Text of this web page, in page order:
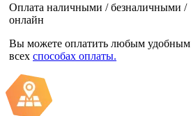
Оплата наличными / безналичными /
онлайн
Вы можете оплатить любым
всех способах оплаты.